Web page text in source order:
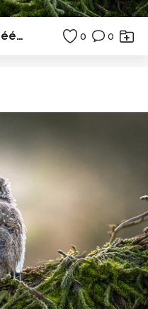
Kuifmangabey - Soms zegt één blik meer dan duizend woorden... ✨ 0 0